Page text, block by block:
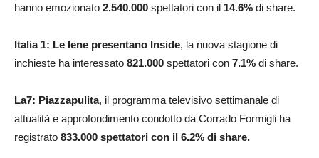
hanno emozionato 2.540.000 spettatori con il 14.6% di share.
Italia 1: Le Iene presentano Inside, la nuova stagione di
inchieste ha interessato 821.000 spettatori con 7.1% di share.
La7: Piazzapulita, il programma televisivo settimanale di
attualità e approfondimento condotto da Corrado Formigli ha
registrato 833.000 spettatori con il 6.2% di share.